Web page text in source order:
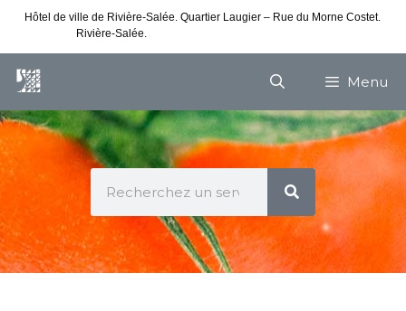
Hôtel de ville de Rivière-Salée. Quartier Laugier – Rue du Morne Costet.
Rivière-Salée.
Menu